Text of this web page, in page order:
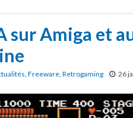
sur Amiga et
, Freeware, Retrogaming 26